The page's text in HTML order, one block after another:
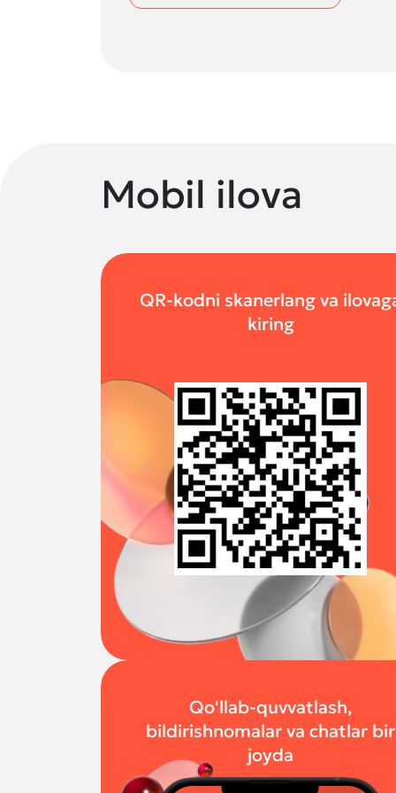
Mobil ilova
QR-kodni skanerlang va
kiring
Qo'llab-quvvatlash,
bildirishnomalar va chatlar bir
joyda